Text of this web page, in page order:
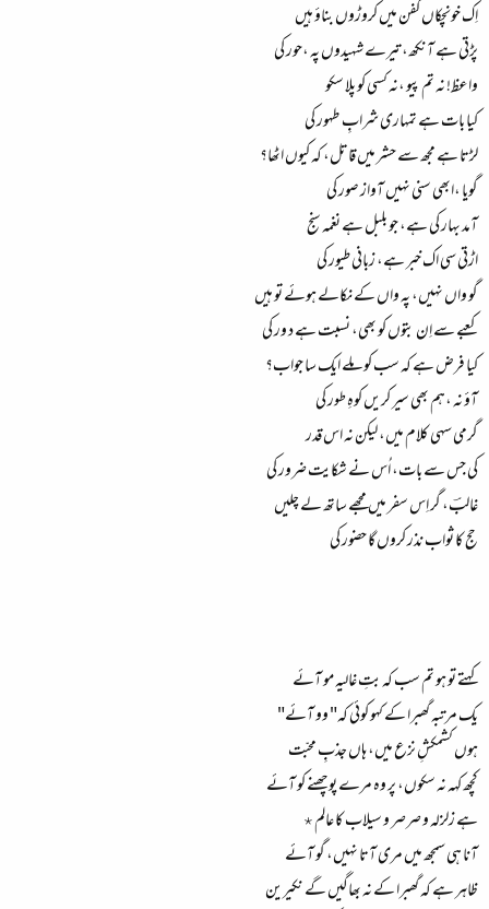
اِک خونچکاں کفن میں کروڑوں بناؤ ہیں
پڑتی ہے آنکھ، تیرے شہیدوں پہ ،حور کی
واعظ! نہ تم پیو ،نہ کسی کو پلا سکو
کیا بات ہے تمہاری شرابِ طہور کی
لڑتا ہے مجھ سے حشر میں قاتل، کہ کیوں اٹھا؟
گویا ،ابھی سنی نہیں آواز صور کی
آمد بہار کی ہے، جو بلبل ہے نغمہ سنج
اڑتی سی اک خبر ہے، زبانی طیور کی
گو واں نہیں، پہ واں کے نکالے ہوئے تو ہیں
کعبے سے اِن بتوں کو بھی، نسبت ہے د ور کی
کیا فرض ہے کہ سب کو ملے ایک سا جواب؟
آؤ نہ ،ہم بھی سیر کریں کوہِ طور کی
گرمی سہی کلام میں، لیکن نہ اس قدر
کی جس سے بات، اُس نے شکایت ضرور کی
غالبؔ، گر اِس سفر میں مجھے ساتھ لے چلیں
حج کا ثواب نذر کروں گا حضور کی
کہتے تو ہو تم سب کہ بتِ غالیہ مو آئے
یک مرتبہ گھبرا کے کہو کوئی کہ" وو آئے"
ہوں کشمکشِ نزع میں، ہاں جذبِ محبّت
کچھ کہہ نہ سکوں، پر وہ مرے پوچھنے کو آئے
ہے زلزلہ و صرصر و سیلاب کا عالم٭
آنا ہی سمجھ میں مری آتا نہیں، گو آئے
ظاہر ہے کہ گھبرا کے نہ بھاگیں گے نکیرین